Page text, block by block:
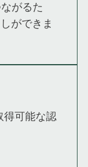
がるた
ができま
得可能な認